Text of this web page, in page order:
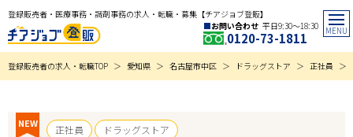
登録販売者・医療事務・調剤事務の求人・転職・募集【チアジョブ登販】
お問い合わせ 平日9:30〜18:30
0120-73-1811
登録販売者の求人・転職TOP 愛知県 名古屋市中区 ドラッグストア 正社員
NEW 正社員
ドラッグストア